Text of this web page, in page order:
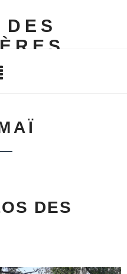
DES